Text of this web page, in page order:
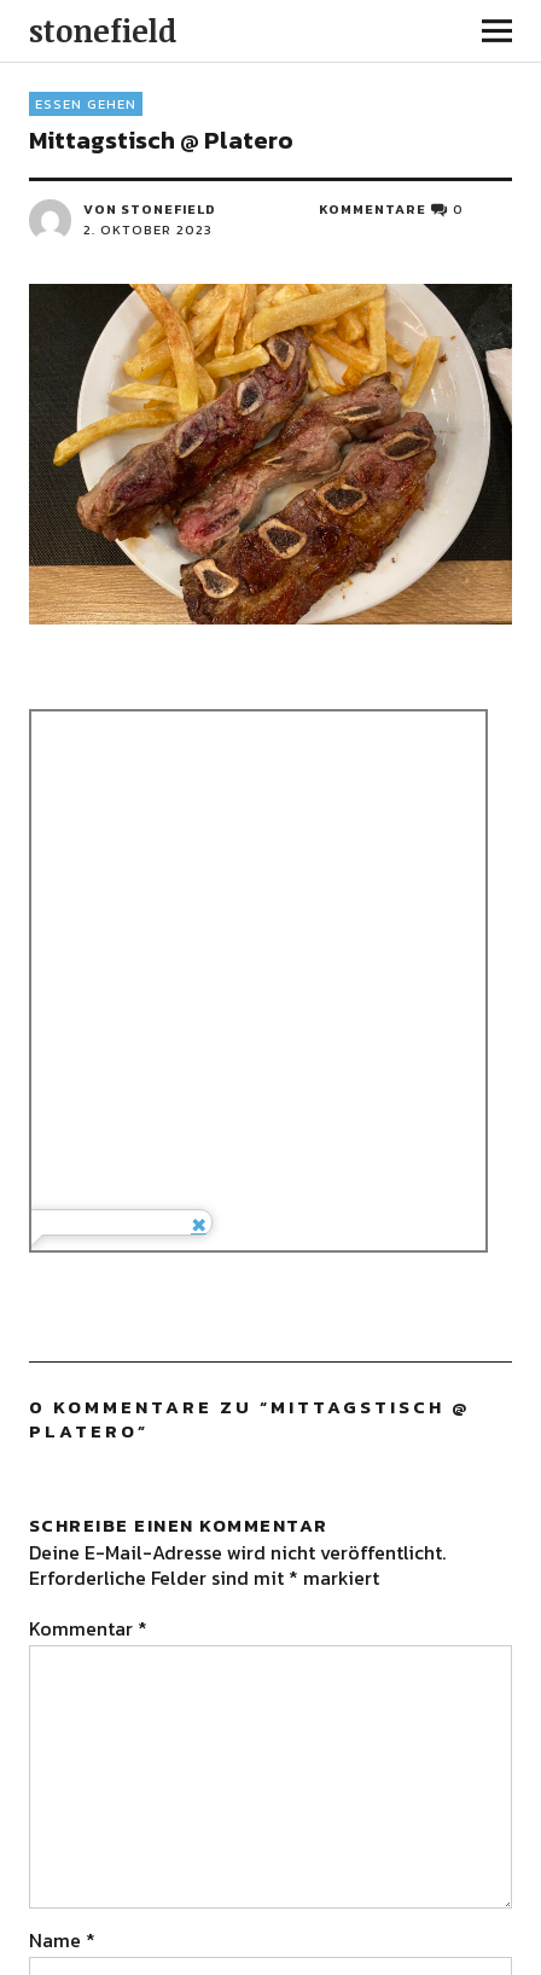
stonefield
ESSEN GEHEN
Mittagstisch @ Platero
VON STONEFIELD
2. OKTOBER 2023
KOMMENTARE 0
0 KOMMENTARE ZU “MITTAGSTISCH @
PLATERO”
SCHREIBE EINEN KOMMENTAR
Deine E-Mail-Adresse wird nicht veröffentlicht.
Erforderliche Felder sind mit * markiert
Kommentar *
Name *